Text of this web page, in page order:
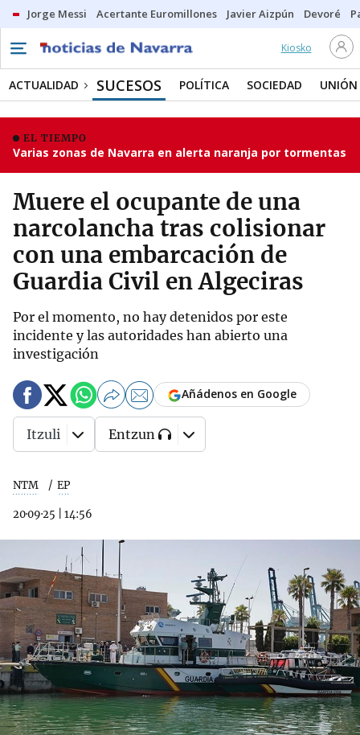
Jorge Messi Acertante Euromillones Javier Aizpún Devoré
Kiosko
ACTUALIDAD SUCESOS POLÍTICA SOCIEDAD UNIÓN
EL TIEMPO
Varias zonas de Navarra en alerta naranja por tormentas
Muere el ocupante de una
narcolancha tras colisionar
con una embarcación de
Guardia Civil en Algeciras
Por el momento, no hay detenidos por este
incidente y las autoridades han abierto una
investigación
NTM EP
20·09·25 14:56
Añádenos en Google
Itzuli Entzun